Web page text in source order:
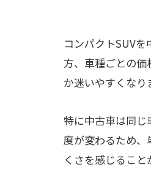
コンパクトSUV
方、車種ごとの
か迷いやすくなり
特に中古車は同じ
度が変わるため、
くさを感じること